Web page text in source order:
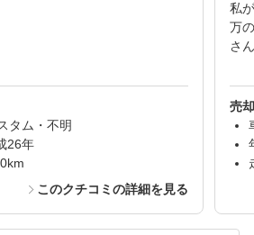
タム・不明
26年
このクチコミの詳細を見る
私
万
さ
売